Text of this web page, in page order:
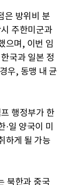
은 방위비 분
주한미군과
으며, 이번 임
국과 일본 정
우, 동맹 내 균
행정부가 한
일 양국이 미
하게 될 가능
북한과 중국